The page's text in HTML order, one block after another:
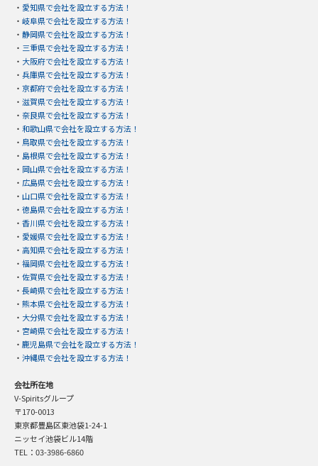
・ 愛知県で会社を設立する方法！
・ 岐阜県で会社を設立する方法！
・ 静岡県で会社を設立する方法！
・ 三重県で会社を設立する方法！
・ 大阪府で会社を設立する方法！
・ 兵庫県で会社を設立する方法！
・ 京都府で会社を設立する方法！
・ 滋賀県で会社を設立する方法！
・ 奈良県で会社を設立する方法！
・ 和歌山県で会社を設立する方法！
・ 鳥取県で会社を設立する方法！
・ 島根県で会社を設立する方法！
・ 岡山県で会社を設立する方法！
・ 広島県で会社を設立する方法！
・ 山口県で会社を設立する方法！
・ 徳島県で会社を設立する方法！
・ 香川県で会社を設立する方法！
・ 愛媛県で会社を設立する方法！
・ 高知県で会社を設立する方法！
・ 福岡県で会社を設立する方法！
・ 佐賀県で会社を設立する方法！
・ 長崎県で会社を設立する方法！
・ 熊本県で会社を設立する方法！
・ 大分県で会社を設立する方法！
・ 宮崎県で会社を設立する方法！
・ 鹿児島県で会社を設立する方法！
・ 沖縄県で会社を設立する方法！
会社所在地
V-Spiritsグループ
〒170-0013
東京都豊島区東池袋1-24-1
ニッセイ池袋ビル14階
TEL：03-3986-6860